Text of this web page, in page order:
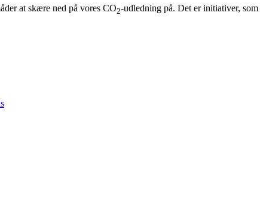
at skære ned på vores CO2-udledning på. Det er initiativer,